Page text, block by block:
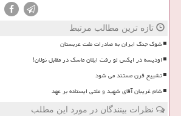
تازه ترین مطالب مرتبط
شوک جنگ ایران به صادرات نفت عربستان
اودیسه در ایکس لو رفت ایلان ماسک در مقابل نولان!
تشییع قرن مستند می شود
شام غریبان آقای شهید و ملتی ایستاده بر عهد
نظرات بینندگان در مورد این مطلب